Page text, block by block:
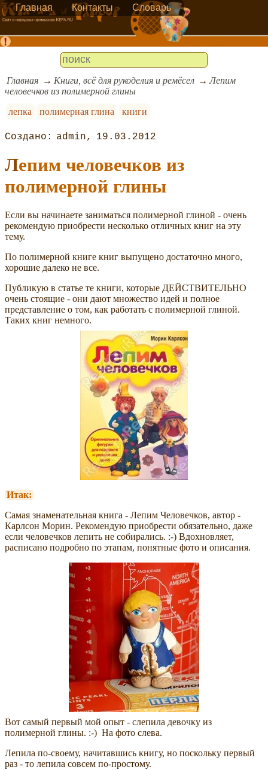
Главная Контакты Словарь
Главная Книги, всё для рукоделия и ремёсел
Лепим
человечков из полимерной глины
лепка
полимерная глина книги
admin 19.03.2012
Лепим человечков из
полимерной глины
Если вы начинаете заниматься полимерной глиной - очень
рекомендую приобрести несколько отличных книг на эту
тему.
По полимерной книге книг выпущено достаточно много,
хорошие далеко не все.
Публикую в статье те книги, которые ДЕЙСТВИТЕЛЬНО
очень стоящие - они дают множество идей и полное
представление о том, как работать с полимерной глиной.
Таких книг немного.
Итак:
Самая знаменательная книга - Лепим Человечков, автор -
Карлсон Морин. Рекомендую приобрести обязательно, даже
если человечков лепить не собирались. :-) Вдохновляет,
расписано подробно по этапам, понятные фото и описания.
Вот самый первый мой опыт - слепила девочку из
полимерной глины. :-) На фото слева.
Лепила по-своему, начитавшись книгу, но поскольку первый
раз - то лепила совсем по-простому.